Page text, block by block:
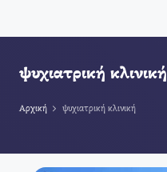
ψυχιατρική κλινική
Αρχική ψυχιατρική κλινική